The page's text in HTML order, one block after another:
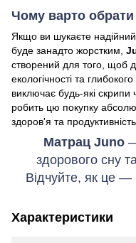
Чому варто
Якщо ви шукаєте
буде занадто жорстким,
створений для того, щоб
екологічності та
виключає будь-які скрипи
робить цю покупку
здоров'я та
Матрац Juno
здорового сну
Відчуйте, як це
Характеристики